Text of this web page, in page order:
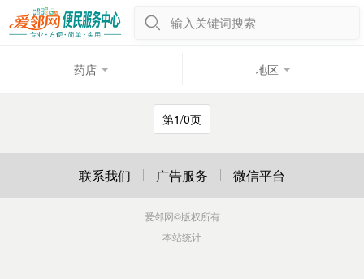
输入关键词搜索
药店 地区
第1/0页
联系我们 广告服务 微信平台
爱邻网©版权所有
本站统计